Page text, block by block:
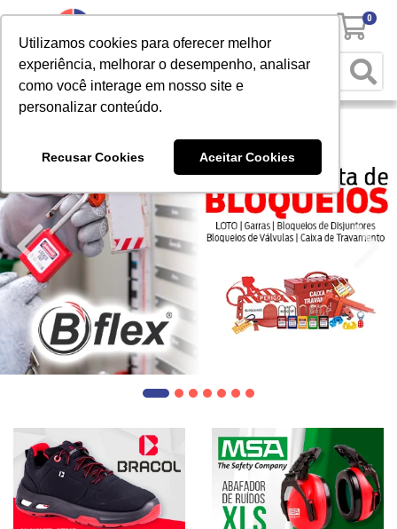
Utilizamos cookies para oferecer melhor
experiência, melhorar o desempenho, analisar
como você interage em nosso site e
personalizar conteúdo.
Recusar Cookies Aceitar Cookies
0